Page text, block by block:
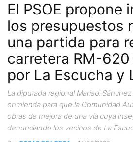
El PSOE propone
los presupuestos
una partida para
carretera RM-620
por La Escucha y
La diputada regional Marisol
enmienda para que la Comunidad
obras de mejora de una vía cuya
denunciando los vecinos de La